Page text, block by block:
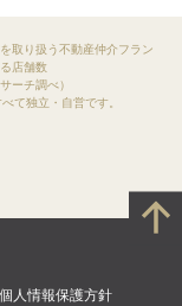
取り扱う不動産仲介フラン
店舗数
ーチ調べ）
て独立・自営です。
個人情報保護方針